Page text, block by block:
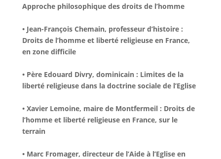
Approche philosophique des droits de l’homme
• Jean-François Chemain, professeur d’histoire :
Droits de l’homme et liberté religieuse en France,
en zone difficile
• Père Edouard Divry, dominicain : Limites de la
liberté religieuse dans la doctrine sociale de l’Eglise
• Xavier Lemoine, maire de Montfermeil : Droits de
l’homme et liberté religieuse en France, sur le
terrain
• Marc Fromager, directeur de l’Aide à l’Eglise en